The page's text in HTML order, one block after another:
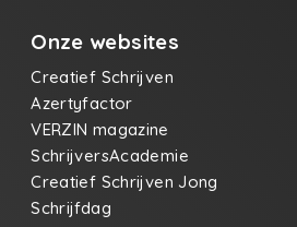
Onze websites
Creatief Schrijven
Azertyfactor
VERZIN magazine
SchrijversAcademie
Creatief Schrijven Jong
Schrijfdag